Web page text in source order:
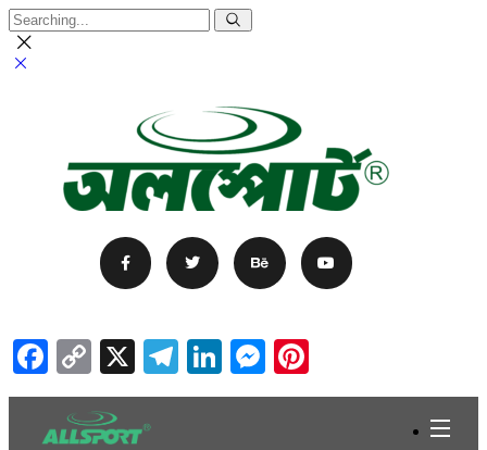
Facebook
Copy
Link
X Telegram
LinkedIn
Messenger